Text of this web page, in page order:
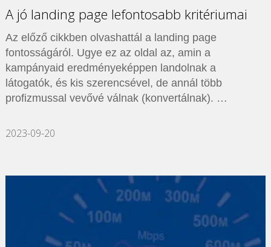
A jó landing page lefontosabb kritériumai
Az előző cikkben olvashattál a landing page
fontosságáról. Ugye ez az oldal az, amin a
kampányaid eredményeképpen landolnak a
látogatók, és kis szerencsével, de annál több
profizmussal vevővé válnak (konvertálnak). …
2023-09-20